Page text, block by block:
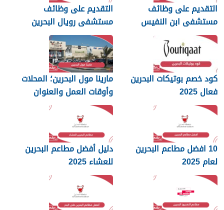
التقديم على وظائف
مستشفى ابن النفيس
البحرين 2025
التقديم على وظائف
مستشفى رويال البحرين
2025
كود خصم بوتيكات البحرين
فعال 2025
مارينا مول البحرين؛ المحلات
وأوقات العمل والعنوان
10 افضل مطاعم البحرين
لعام 2025
دليل أفضل مطاعم البحرين
للعشاء 2025